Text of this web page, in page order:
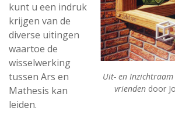
Uit- en
vrienden door
kunt u een indruk
krijgen van de
diverse uitingen
waartoe de
wisselwerking
tussen Ars en
Mathesis kan
leiden.